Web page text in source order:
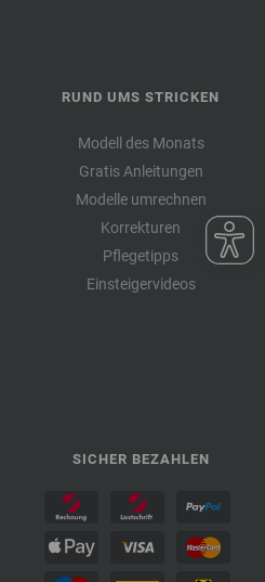
RUND UMS STRICKEN
Modell des Monats
Gratis Anleitungen
Modelle umrechnen
Korrekturen
Pflegetipps
Einsteigervideos
SICHER BEZAHLEN